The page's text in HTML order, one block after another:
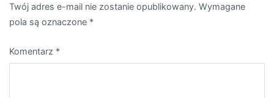
Twój adres e-mail nie zostanie opublikowany. Wymagane
pola są oznaczone *
Komentarz *